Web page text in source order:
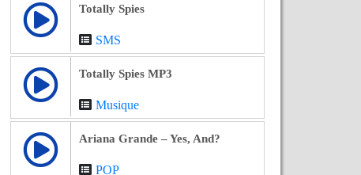
Totally Spies
SMS
Totally Spies MP3
Musique
Ariana Grande – Yes, And?
POP